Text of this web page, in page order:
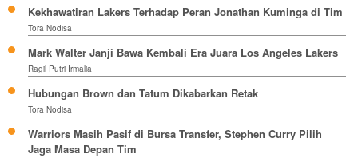
Kekhawatiran Lakers Terhadap Peran Jonathan Kuminga di Tim
Tora Nodisa
Mark Walter Janji Bawa Kembali Era Juara Los Angeles Lakers
Ragil Putri Irmalia
Hubungan Brown dan Tatum Dikabarkan Retak
Tora Nodisa
Warriors Masih Pasif di Bursa Transfer, Stephen Curry Pilih
Jaga Masa Depan Tim